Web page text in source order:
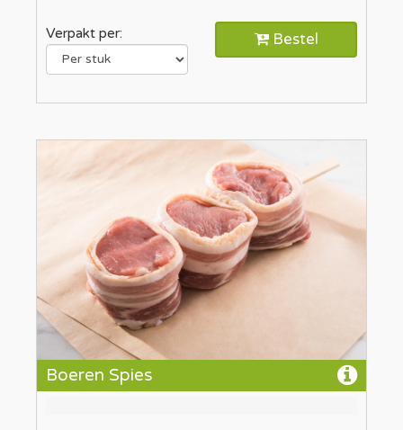
Verpakt per: Bestel
Boeren Spies